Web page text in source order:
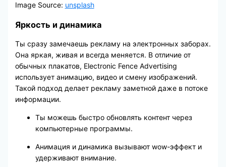
Image Source: unsplash
Яркость и динамика
Ты сразу замечаешь рекламу на электронных заборах.
Она яркая, живая и всегда меняется. В отличие от
обычных плакатов, Electronic Fence Advertising
использует анимацию, видео и смену изображений.
Такой подход делает рекламу заметной даже в потоке
информации.
Ты можешь быстро обновлять контент через
компьютерные программы.
Анимация и динамика вызывают wow-эффект и
удерживают внимание.